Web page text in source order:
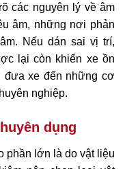
các nguyên lý về âm
âm, những nơi phản
Nếu dán sai vị trí,
lại còn khiến xe ồn
đưa xe đến những cơ
nghiệp.
dụng
phần lớn là do vật liệu